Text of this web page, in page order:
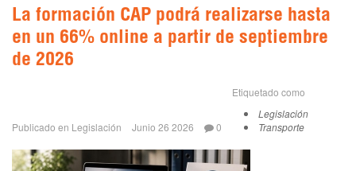
La formación CAP podrá realizarse hasta
en un 66% online a partir de septiembre
de 2026
Publicado en Legislación Junio 26 2026 0
Etiquetado como
Legislación
Transporte